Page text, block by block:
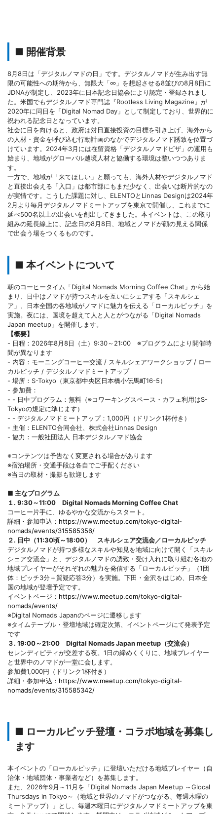
■ 開催背景
8月8日は「デジタルノマドの日」です。デジタルノマドが生み出す無
限の可能性への期待から、無限大「∞」を想起させる8並びの8月8日に
JDNAが制定し、2023年に日本記念日協会により認定・登録されまし
た。米国でもデジタルノマド専門誌『Rootless Living Magazine』が
2020年に同日を「Digital Nomad Day」として制定しており、世界的に
祝われる記念日となっています。
社会に目を向けると、政府は対日直接投資の目標を引き上げ、海外から
の人材・資金を呼び込む行動計画のなかでデジタルノマド誘致を位置づ
けています。2024年3月には在留資格「デジタルノマドビザ」の運用も
始まり、地域がグローバル越境人材と協働する環境は整いつつありま
す。
一方で、地域が「来てほしい」と願っても、海外人材やデジタルノマド
と直接出会える「入口」は都市部にもまだ少なく、出会いは断片的なの
が実情です。こうした課題に対し、ELENTOとLinnas Designは2024年
2月より毎月デジタルノマドミートアップを東京で開催し、これまでに
延べ500名以上の出会いを創出してきました。本イベントは、この取り
組みの延長線上に、記念日の8月8日、地域とノマドが顔の見える関係
で出会う場をつくるものです。
■ 本イベントについて
朝のコーヒータイム「Digital Nomads Morning Coffee Chat」から始
まり、日中はノマドが持つスキルを互いにシェアする「スキルシェ
ア」、日本全国の各地域がノマドに魅力を伝える「ローカルピッチ」を
実施。夜には、国境を超えて人と人とがつながる「Digital Nomads
Japan meetup」を開催します。
【概要】
- 日程：2026年8月8日（土）9:30～21:00 ※プログラムにより開催時
間が異なります
- 内容：モーニングコーヒー交流 / スキルシェアワークショップ / ロー
カルピッチ / デジタルノマドミートアップ
- 場所：S-Tokyo（東京都中央区日本橋小伝馬町16-5）
- 参加費：
- - 日中プログラム：無料（※コワーキングスペース・カフェ利用はS-
Tokyoの規定に準じます）
- - デジタルノマドミートアップ：1,000円（ドリンク1杯付き）
- 主催：ELENTO合同会社、株式会社Linnas Design
- 協力：一般社団法人 日本デジタルノマド協会
※コンテンツは予告なく変更される場合があります
※宿泊場所・交通手段は各自でご手配ください
※当日の取材・撮影も歓迎します
■ 主なプログラム
１. 9:30～11:00 Digital Nomads Morning Coffee Chat
コーヒー片手に、ゆるやかな交流からスタート。
詳細・参加申込： https://www.meetup.com/tokyo-digital-
nomads/events/315585356/
２. 日中（11:30頃～18:00） スキルシェア交流会／ローカルピッチ
デジタルノマドが持つ多様なスキルや知見を地域に向けて開く「スキル
シェア交流会」と、デジタルノマドの誘致・受け入れに取り組む各地の
地域プレイヤーがそれぞれの魅力を発信する「ローカルピッチ」（1団
体：ピッチ3分＋質疑応答3分）を実施。下田・金沢をはじめ、日本全
国の地域が登壇予定です。
イベントページ： https://www.meetup.com/tokyo-digital-
nomads/events/
※Digital Nomads Japanのページに遷移します
※タイムテーブル・登壇地域は確定次第、イベントページにて発表予定
です
３. 19:00～21:00 Digital Nomads Japan meetup（交流会）
セレンディピティが交差する夜。1日の締めくくりに、地域プレイヤー
と世界中のノマドが一堂に会します。
参加費1,000円（ドリンク1杯付き）
詳細・参加申込： https://www.meetup.com/tokyo-digital-
nomads/events/315585342/
■ ローカルピッチ登壇・コラボ地域を募集し
ます
本イベントの「ローカルピッチ」に登壇いただける地域プレイヤー（自
治体・地域団体・事業者など）を募集します。
また、2026年9月～11月を「Digital Nomads Japan Meetup ～Glocal
Thursdays in Tokyo～（地域と世界のノマドがつながる、毎週木曜の
ミートアップ）」とし、毎週木曜日にデジタルノマドミートアップを東